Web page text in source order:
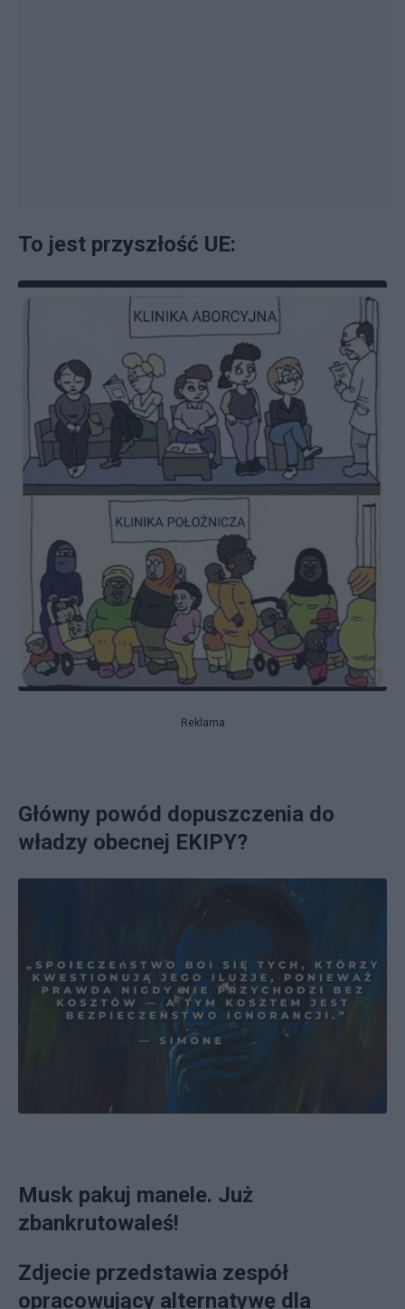
To jest przyszłość UE:
Reklama
Główny powód dopuszczenia do
władzy obecnej EKIPY?
Musk pakuj manele. Już
zbankrutowaleś!
Zdjecie przedstawia zespół
opracowujący alternatywę dla